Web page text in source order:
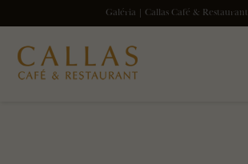
Galéria | Callas Café & Restaurant